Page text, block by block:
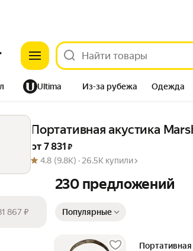
Ultima Из-за рубежа Одежда
Красота
Портативная акустика
от 7 831 ₽
4.8 (9.8K) · 26.5K купили
867 ₽
230 предложений
Популярные